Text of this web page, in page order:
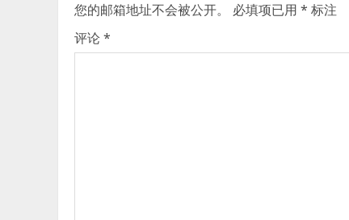
您的邮箱地址不会被公开。 必填项已用 * 标注
评论*